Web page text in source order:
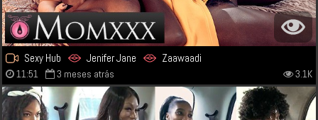
Sexy Hub Jenifer Jane Zaawaadi
11:51 3 meses atrás 3.1K